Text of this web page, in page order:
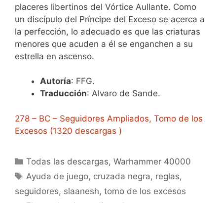
placeres libertinos del Vórtice Aullante. Como
un discípulo del Príncipe del Exceso se acerca a
la perfección, lo adecuado es que las criaturas
menores que acuden a él se enganchen a su
estrella en ascenso.
Autoría: FFG.
Traducción: Alvaro de Sande.
278 – BC – Seguidores Ampliados, Tomo de los
Excesos (1320 descargas )
Categorías
Todas las descargas,Warhammer 40000
Etiquetas
Ayuda de juego, cruzada negra, reglas,
seguidores, slaanesh, tomo de los excesos